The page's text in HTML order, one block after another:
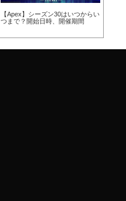
【Apex】シーズン30はいつからい
つまで？開始日時、開催期間